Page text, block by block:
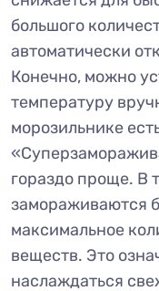
большого
автоматически
Конечно, можно
температуру
морозильнике
гораздо проще. В
замораживаются
максимальное
веществ. Это
наслаждаться